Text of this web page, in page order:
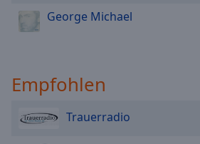
George Michael
Empfohlen
Trauerradio